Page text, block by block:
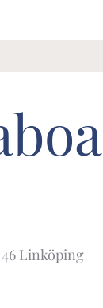
Linköping